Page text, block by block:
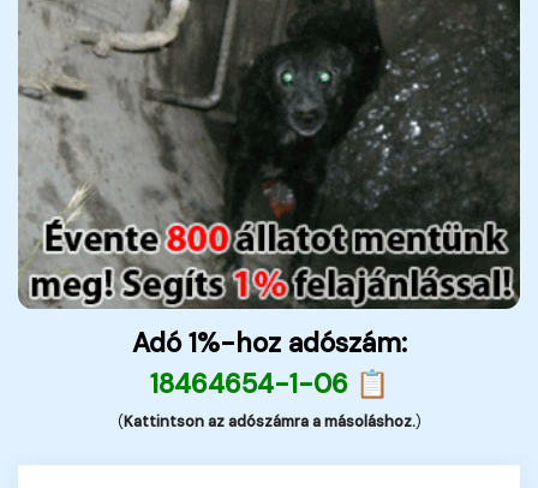
Adó 1%-hoz adószám:
18464654-1-06 📋
(Kattintson az adószámra a másoláshoz.)